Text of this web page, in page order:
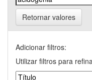
Retornar valores
Adicionar filtros:
Utilizar filtros para